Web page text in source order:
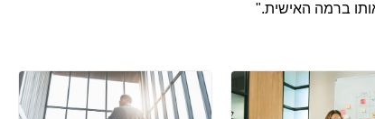
ברמה האישית."